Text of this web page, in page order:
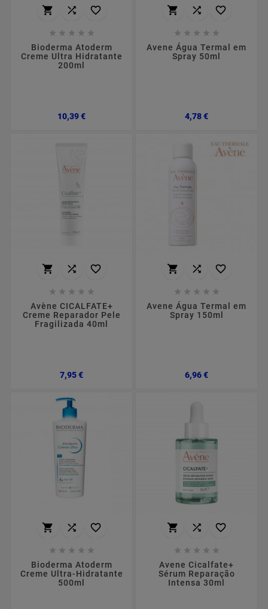
  
    
Bioderma Atoderm
Creme Ultra Hidratante
200ml
10,39 €Preço
  
    
Avene Água Termal em
Spray 50ml
4,78 €Preço
  
    
Avène CICALFATE+
Creme Reparador Pele
Fragilizada 40ml
7,95 €Preço
  
    
Avene Água Termal em
Spray 150ml
6,96 €Preço
  
    
Bioderma Atoderm
Creme Ultra-Hidratante
500ml
  
    
Avene Cicalfate+
Sérum Reparação
Intensa 30ml